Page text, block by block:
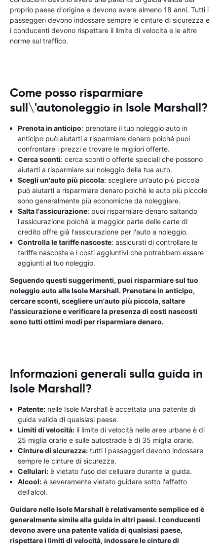
proprio paese d'origine e devono avere almeno 18 anni. Tutti i
passeggeri devono indossare sempre le cinture di sicurezza e
i conducenti devono rispettare il limite di velocità e le altre
norme sul traffico.
Come posso risparmiare
sull\'autonoleggio in Isole Marshall?
Prenota in anticipo: prenotare il tuo noleggio auto in
anticipo può aiutarti a risparmiare denaro poiché puoi
confrontare i prezzi e trovare le migliori offerte.
Cerca sconti: cerca sconti o offerte speciali che possono
aiutarti a risparmiare sul noleggio della tua auto.
Scegli un'auto più piccola: scegliere un'auto più piccola
può aiutarti a risparmiare denaro poiché le auto più piccole
sono generalmente più economiche da noleggiare.
Salta l'assicurazione: puoi risparmiare denaro saltando
l'assicurazione poiché la maggior parte delle carte di
credito offre già l'assicurazione per l'auto a noleggio.
Controlla le tariffe nascoste: assicurati di controllare le
tariffe nascoste e i costi aggiuntivi che potrebbero essere
aggiunti al tuo noleggio.
Seguendo questi suggerimenti, puoi risparmiare sul tuo
noleggio auto alle Isole Marshall. Prenotare in anticipo,
cercare sconti, scegliere un'auto più piccola, saltare
l'assicurazione e verificare la presenza di costi nascosti
sono tutti ottimi modi per risparmiare denaro.
Informazioni generali sulla guida in
Isole Marshall?
Patente: nelle Isole Marshall è accettata una patente di
guida valida di qualsiasi paese.
Limiti di velocità: il limite di velocità nelle aree urbane è di
25 miglia orarie e sulle autostrade è di 35 miglia orarie.
Cinture di sicurezza: tutti i passeggeri devono indossare
sempre le cinture di sicurezza.
Cellulari: è vietato l'uso del cellulare durante la guida.
Alcool: è severamente vietato guidare sotto l'effetto
dell'alcol.
Guidare nelle Isole Marshall è relativamente semplice ed è
generalmente simile alla guida in altri paesi. I conducenti
devono avere una patente valida di qualsiasi paese,
rispettare i limiti di velocità, indossare le cinture di